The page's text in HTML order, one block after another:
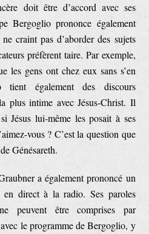
doit être d’accord avec ses
Bergoglio prononce également
craint pas d’aborder des sujets
préfèrent taire. Par exemple,
les gens ont chez eux sans s’en
tient également des discours
plus intime avec Jésus-Christ. Il
Jésus lui-même les posait à ses
vous ? C’est la question que
Génésareth.
a également prononcé un
direct à la radio. Ses paroles
peuvent être comprises par
le programme de Bergoglio, y